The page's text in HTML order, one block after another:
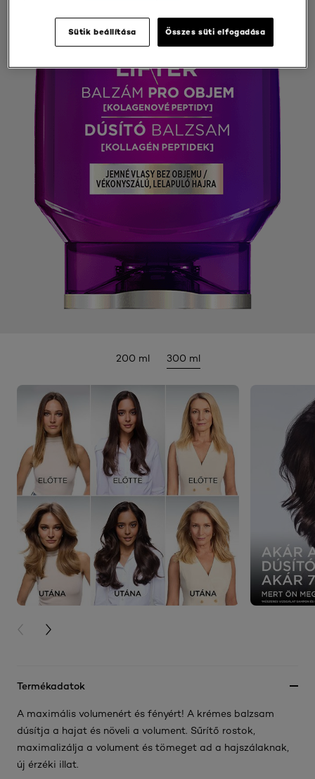
200 ml 300 ml
PREVIOUS CARD
NEXT CARD
Termékadatok
A maximális volumenért és fényért! A krémes balzsam
dúsítja a hajat és növeli a volument. Sűrítő rostok,
maximalizálja a volument és tömeget ad a hajszálaknak,
új érzéki illat.
Sütik beállítása Összes süti elfogadása